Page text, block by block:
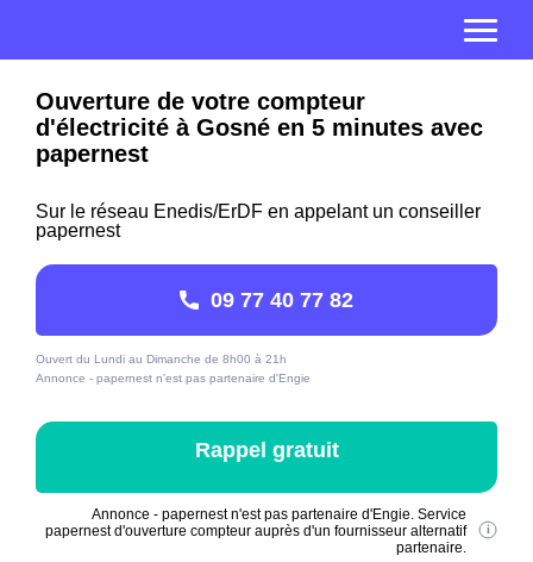
Ouverture de votre compteur
d'électricité à Gosné en 5 minutes avec
papernest
Sur le réseau Enedis/ErDF en appelant un conseiller
papernest
09 77 40 77 82
Ouvert du Lundi au Dimanche de 8h00 à 21h
Annonce - papernest n'est pas partenaire d'Engie
Rappel gratuit
Annonce - papernest n'est pas partenaire d'Engie. Service
papernest d'ouverture compteur auprès d'un fournisseur alternatif
partenaire.